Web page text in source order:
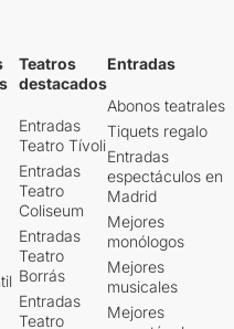
Teatros
destacados
Entradas
Teatro Tívoli
Entradas
Teatro
Coliseum
Entradas
Teatro
Borrás
Entradas
Teatro
Entradas
Abonos teatrales
Tiquets regalo
Entradas
espectáculos en
Madrid
Mejores
monólogos
Mejores
musicales
Mejores